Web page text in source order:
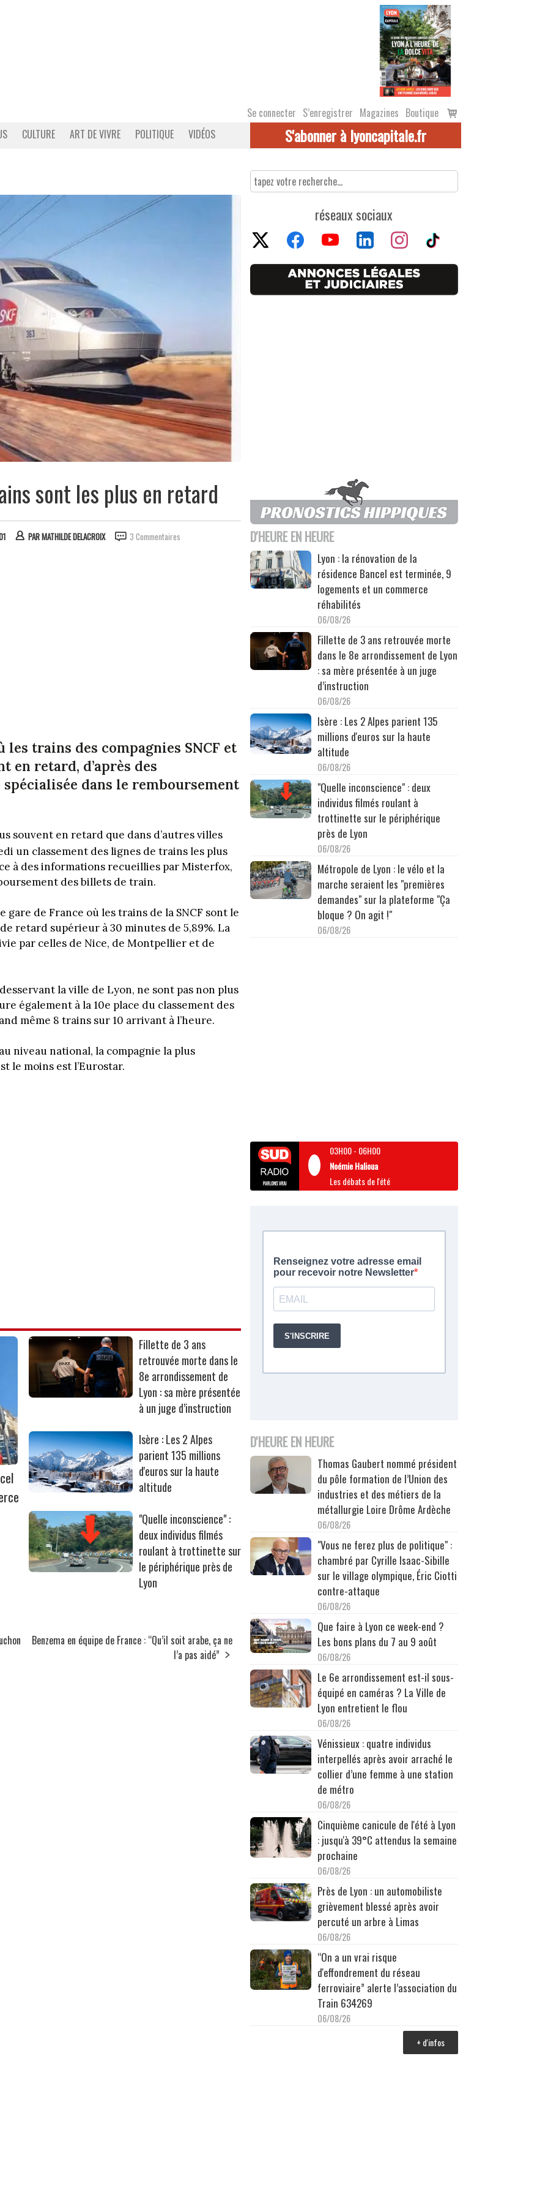
Se connecter S’enregistrer Magazines Boutique
Voir
le
CULTURE ART DE VIVRE POLITIQUE VIDÉOS S'abonner à lyoncapitale.fr
sont les plus en retard
PARMATHILDE DELACROIX 3 Commentaires
trains des compagnies SNCF et
en retard, d’après des
dans le remboursement
souvent en retard que dans d’autres villes
un classement des lignes de trains les plus
à des informations recueillies par Misterfox,
des billets de train.
de France où les trains de la SNCF sont le
retard supérieur à 30 minutes de 5,89%. La
par celles de Nice, de Montpellier et de
la ville de Lyon, ne sont pas non plus
également à la 10e place du classement des
même 8 trains sur 10 arrivant à l’heure.
niveau national, la compagnie la plus
le moins est l’Eurostar.
Fillette de 3 ans
retrouvée morte dans le
8e arrondissement de
Lyon : sa mère présentée
à un juge d’instruction
Isère : Les 2 Alpes
parient 135 millions
d'euros sur la haute
altitude
"Quelle inconscience" :
deux individus filmés
roulant à trottinette sur
le périphérique près de
Lyon
Benzema en équipe de France : “Qu’il soit arabe, ça ne
l’a pas aidé”
réseaux sociaux
D'HEURE EN HEURE
Lyon : la rénovation de la
résidence Bancel est terminée, 9
logements et un commerce
réhabilités
06/08/26
Fillette de 3 ans retrouvée morte
dans le 8e arrondissement de Lyon
: sa mère présentée à un juge
d’instruction
06/08/26
Isère : Les 2 Alpes parient 135
millions d'euros sur la haute
altitude
06/08/26
"Quelle inconscience" : deux
individus filmés roulant à
trottinette sur le périphérique
près de Lyon
06/08/26
Métropole de Lyon : le vélo et la
marche seraient les "premières
demandes" sur la plateforme "Ça
bloque ? On agit !"
06/08/26
03H00- 06H00
Noémie Halioua
Les débats de l'été
D'HEURE EN HEURE
Thomas Gaubert nommé président
du pôle formation de l’Union des
industries et des métiers de la
métallurgie Loire Drôme Ardèche
06/08/26
"Vous ne ferez plus de politique" :
chambré par Cyrille Isaac-Sibille
sur le village olympique, Éric Ciotti
contre-attaque
06/08/26
Que faire à Lyon ce week-end ?
Les bons plans du 7 au 9 août
06/08/26
Le 6e arrondissement est-il sous-
équipé en caméras ? La Ville de
Lyon entretient le flou
06/08/26
Vénissieux : quatre individus
interpellés après avoir arraché le
collier d’une femme à une station
de métro
06/08/26
Cinquième canicule de l'été à Lyon
: jusqu'à 39°C attendus la semaine
prochaine
06/08/26
Près de Lyon : un automobiliste
grièvement blessé après avoir
percuté un arbre à Limas
06/08/26
“On a un vrai risque
d'effondrement du réseau
ferroviaire” alerte l’association du
Train 634269
06/08/26
+ d'infos